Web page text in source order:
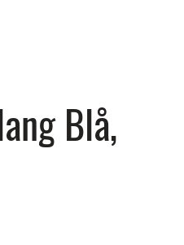
Blå,